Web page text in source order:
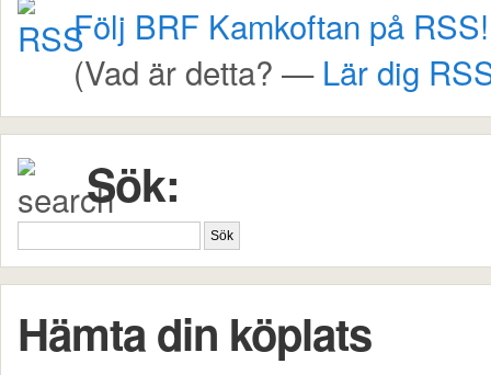
Följ BRF Kamkoftan på RSS!
(Vad är detta? — Lär dig
Sök:
Hämta din köplats